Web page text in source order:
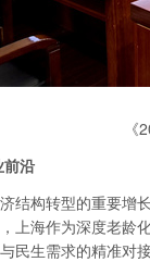
前沿
结构转型的重要增
上海作为深度老龄
民生需求的精准对